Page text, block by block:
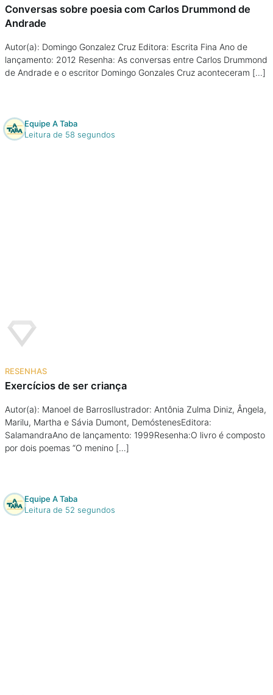
Colunas
Conteúdos
Colecionáveis
Conversas sobre poesia com Carlos Drummond de
Andrade
Autor(a): Domingo Gonzalez Cruz Editora: Escrita Fina Ano de
lançamento: 2012 Resenha: As conversas entre Carlos Drummond
de Andrade e o escritor Domingo Gonzales Cruz aconteceram […]
Equipe A Taba
Leitura de 58 segundos
RESENHAS
Exercícios de ser criança
Autor(a): Manoel de BarrosIlustrador: Antônia Zulma Diniz, Ângela,
Marilu, Martha e Sávia Dumont, DemóstenesEditora:
SalamandraAno de lançamento: 1999Resenha:O livro é composto
por dois poemas “O menino […]
Equipe A Taba
Leitura de 52 segundos